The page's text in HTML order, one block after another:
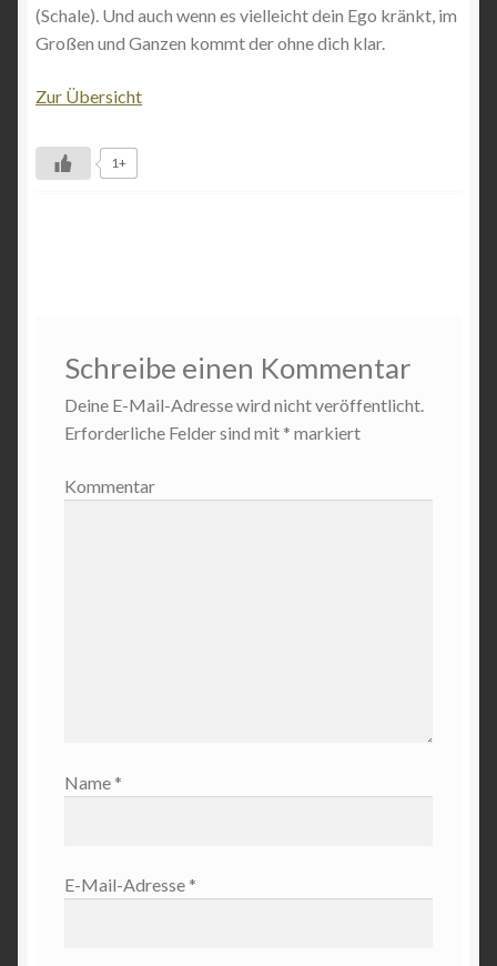
(Schale). Und auch wenn es vielleicht dein Ego kränkt, im
Großen und Ganzen kommt der ohne dich klar.
Zur Übersicht
1+
Schreibe einen Kommentar
Deine E-Mail-Adresse wird nicht veröffentlicht.
Erforderliche Felder sind mit * markiert
Kommentar
Name *
E-Mail-Adresse *